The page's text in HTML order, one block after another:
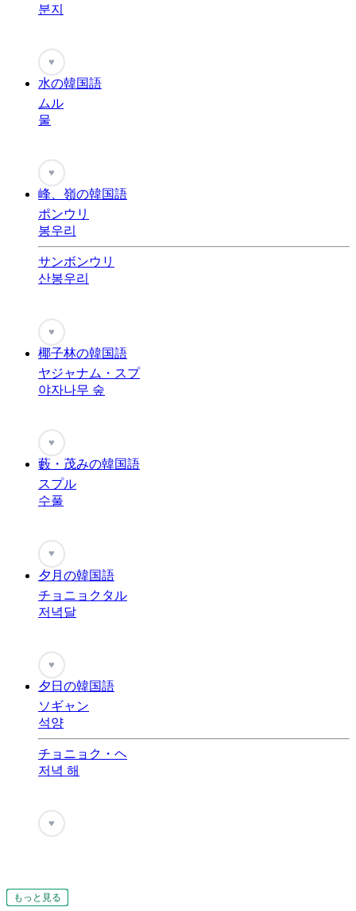
もっと見る
もっと見る
もっと見る
もっと見る
もっと見る
もっと見る
もっと見る
もっと見る
もっと見る
もっと見る
もっと見る
분지
♥
水の韓国語
ムル
물
♥
峰、嶺の韓国語
ポンウリ
봉우리
サンボンウリ
산봉우리
もっと見る
♥
椰子林の韓国語
ヤジャナム・スプ
야자나무 숲
♥
藪・茂みの韓国語
スプル
수풀
♥
夕月の韓国語
チョニョクタル
저녁달
♥
夕日の韓国語
ソギャン
석양
チョニョク・ヘ
저녁 해
もっと見る
♥